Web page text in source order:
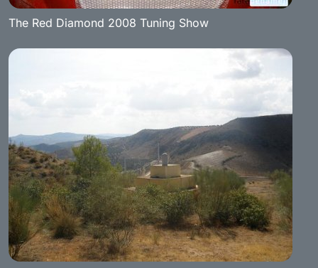
The Red Diamond 2008 Tuning Show